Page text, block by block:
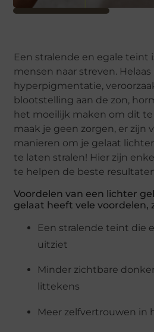
Een stralende en egale teint
mensen naar streven. Helaas
hyperpigmentatie,
blootstelling aan de zon,
het moeilijk maken om dit te
maak je geen zorgen, er zijn
manieren om je gelaat
te laten stralen! Hier zijn
te helpen de beste
Voordelen van een lichter
gelaat heeft vele voordelen,
Een stralende teint die
uitziet
Minder zichtbare
littekens
Meer zelfvertrouwen in